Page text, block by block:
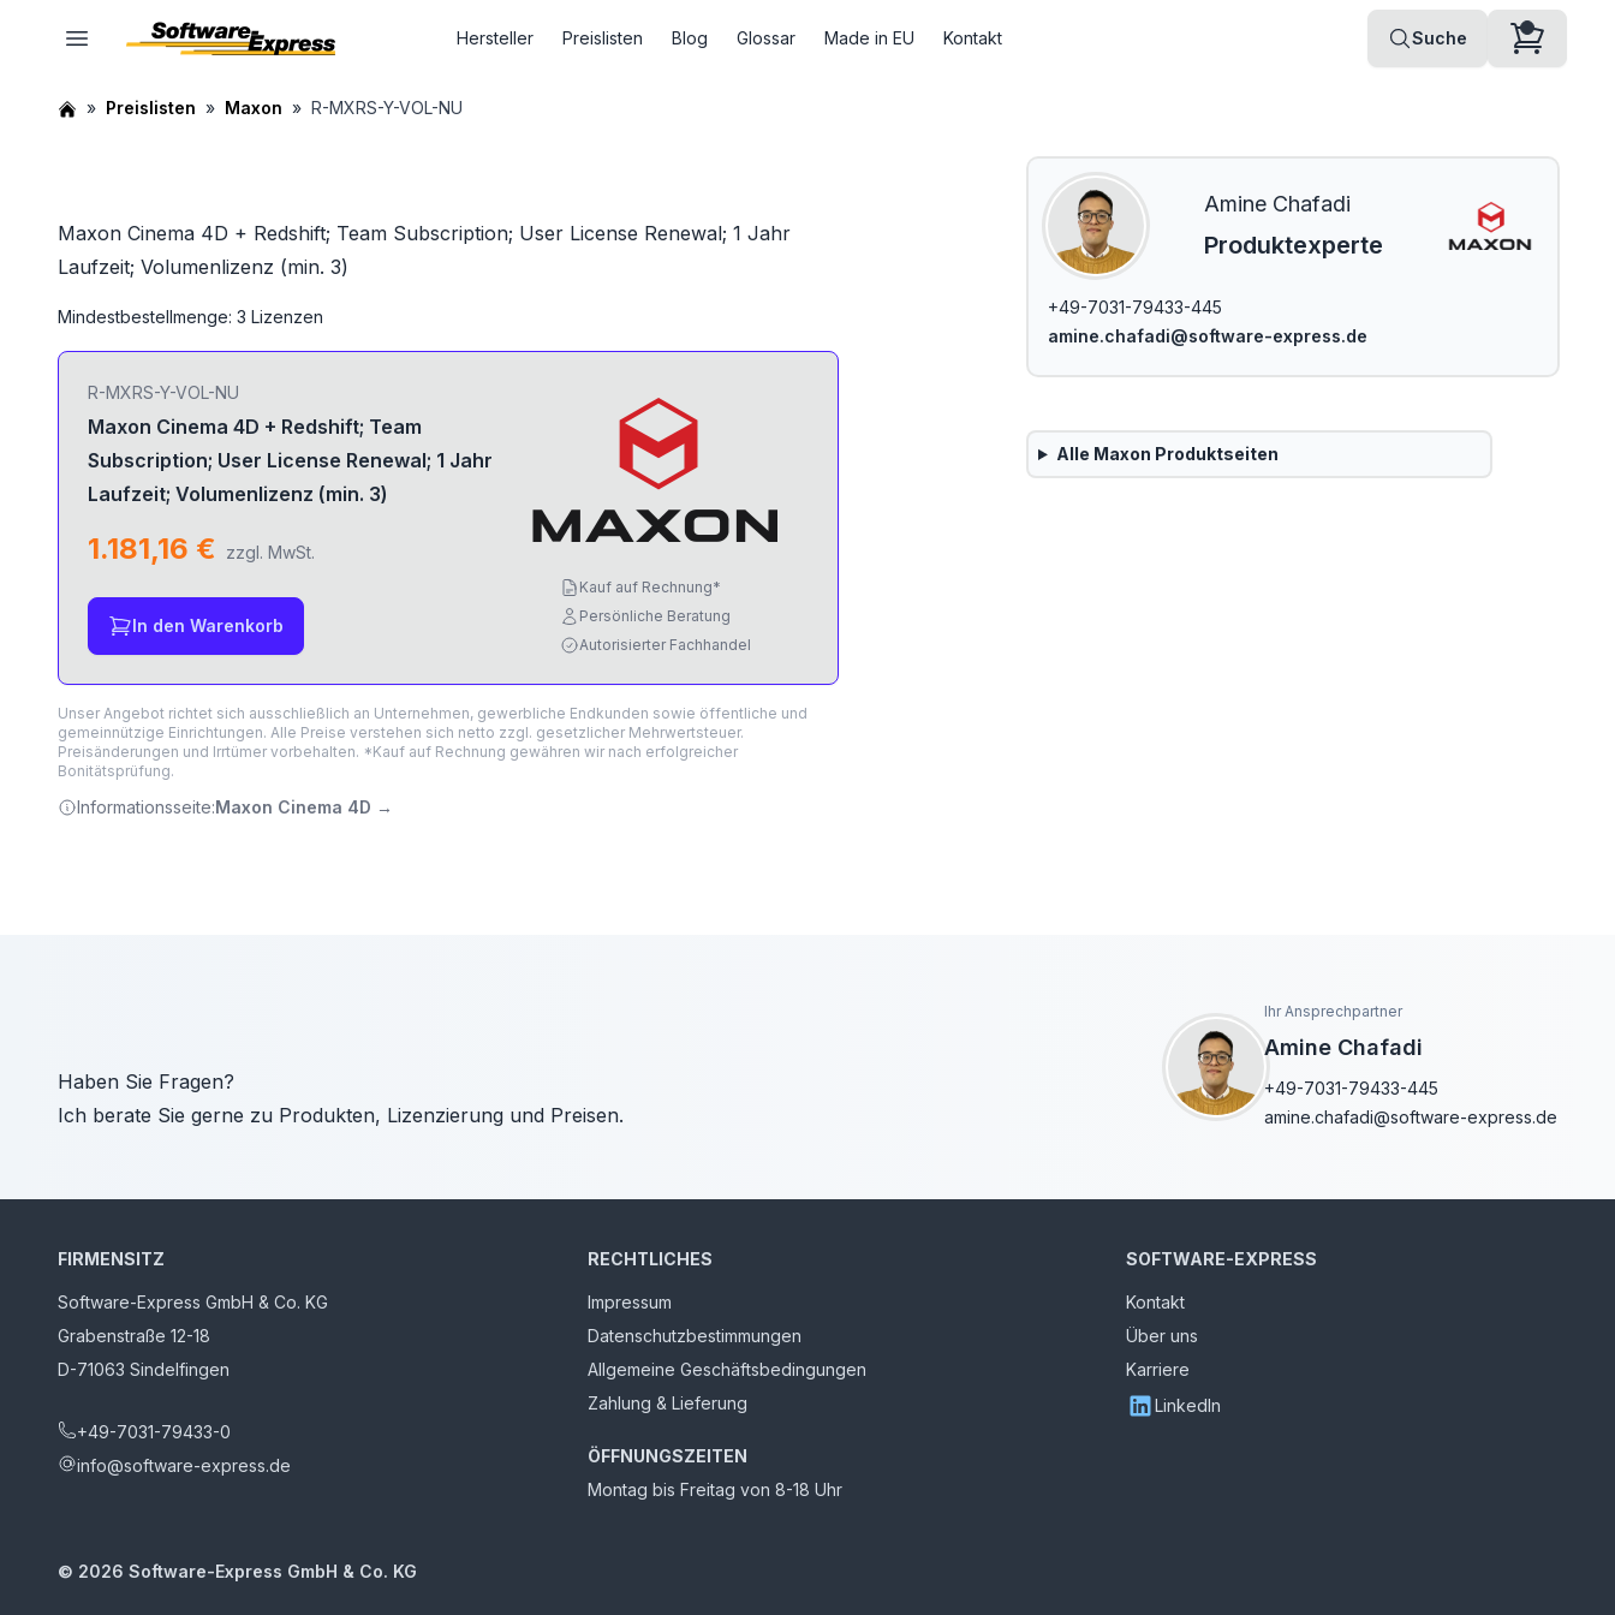
Hersteller Preislisten Blog Glossar Made in EU Kontakt Suche
Preislisten Maxon R-MXRS-Y-VOL-NU
Maxon Cinema 4D + Redshift; Team Subscription; User License Renewal; 1 Jahr
Laufzeit; Volumenlizenz (min. 3)
Mindestbestellmenge: 3 Lizenzen
R-MXRS-Y-VOL-NU
Maxon Cinema 4D + Redshift; Team
Subscription; User License Renewal; 1 Jahr
Laufzeit; Volumenlizenz (min. 3)
1.181,16 € zzgl. MwSt.
In den Warenkorb
Kauf auf Rechnung*
Persönliche Beratung
Autorisierter Fachhandel
Unser Angebot richtet sich ausschließlich an Unternehmen, gewerbliche Endkunden sowie öffentliche und
gemeinnützige Einrichtungen. Alle Preise verstehen sich netto zzgl. gesetzlicher Mehrwertsteuer.
Preisänderungen und Irrtümer vorbehalten. *Kauf auf Rechnung gewähren wir nach erfolgreicher
Bonitätsprüfung.
Informationsseite:Maxon Cinema 4D →
Amine Chafadi
Produktexperte
+49-7031-79433-445
amine.chafadi@software-express.de
Alle Maxon Produktseiten
Haben Sie Fragen?
Ich berate Sie gerne zu Produkten, Lizenzierung und Preisen.
Ihr Ansprechpartner
Amine Chafadi
+49-7031-79433-445
amine.chafadi@software-express.de
FIRMENSITZ
Software-Express GmbH & Co. KG
Grabenstraße 12-18
D-71063 Sindelfingen
+49-7031-79433-0
info@software-express.de
RECHTLICHES
Impressum
Datenschutzbestimmungen
Allgemeine Geschäftsbedingungen
Zahlung & Lieferung
ÖFFNUNGSZEITEN
Montag bis Freitag von 8-18 Uhr
SOFTWARE-EXPRESS
Kontakt
Über uns
Karriere
LinkedIn
© 2026 Software-Express GmbH & Co. KG